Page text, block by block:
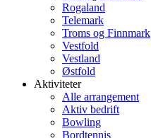
Rogaland
Telemark
Troms og Finnmark
Vestfold
Vestland
Østfold
Aktiviteter
Alle arrangement
Aktiv bedrift
Bowling
Bordtennis